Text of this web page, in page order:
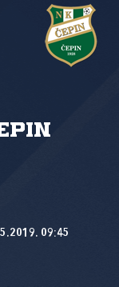
09:45